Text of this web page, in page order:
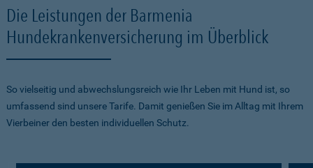
Die Leistungen der Barmenia
Hundekrankenversicherung im Überblick
So vielseitig und abwechslungsreich wie Ihr Leben mit Hund ist, so
umfassend sind unsere Tarife. Damit genießen Sie im Alltag mit Ihrem
Vierbeiner den besten individuellen Schutz.